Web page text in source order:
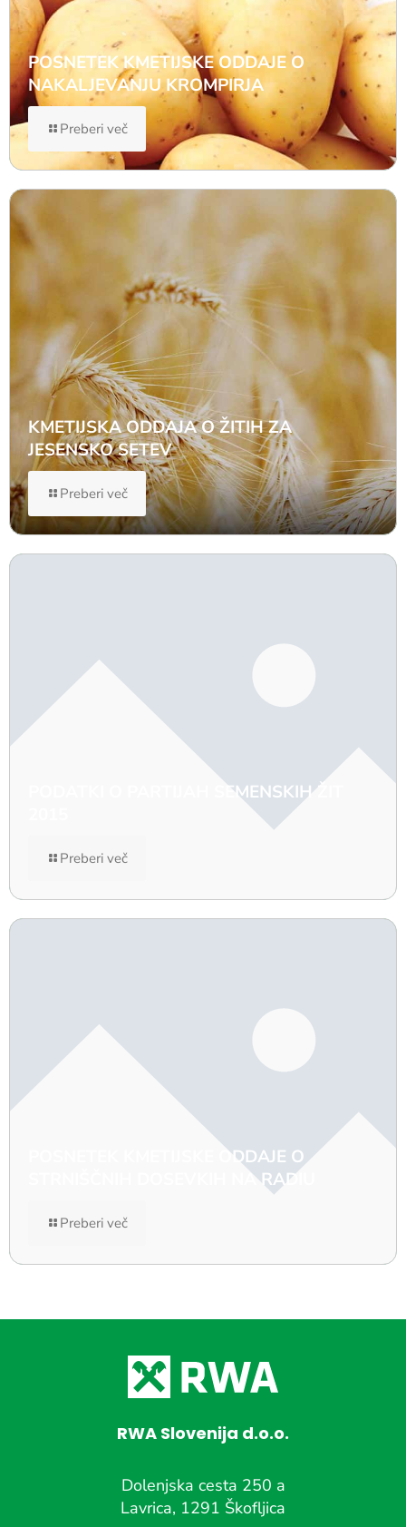
POSNETEK KMETIJSKE ODDAJE O
NAKALJEVANJU KROMPIRJA
Preberi več
KMETIJSKA ODDAJA O ŽITIH ZA
JESENSKO SETEV
Preberi več
PODATKI O PARTIJAH SEMENSKIH ŽIT
Preberi več
POSNETEK KMETIJSKE ODDAJE O
STRNIŠČNIH DOSEVKIH NA RADIU
Preberi več
RWA Slovenija d.o.o.
Dolenjska cesta 250 a
Lavrica, 1291 Škofljica